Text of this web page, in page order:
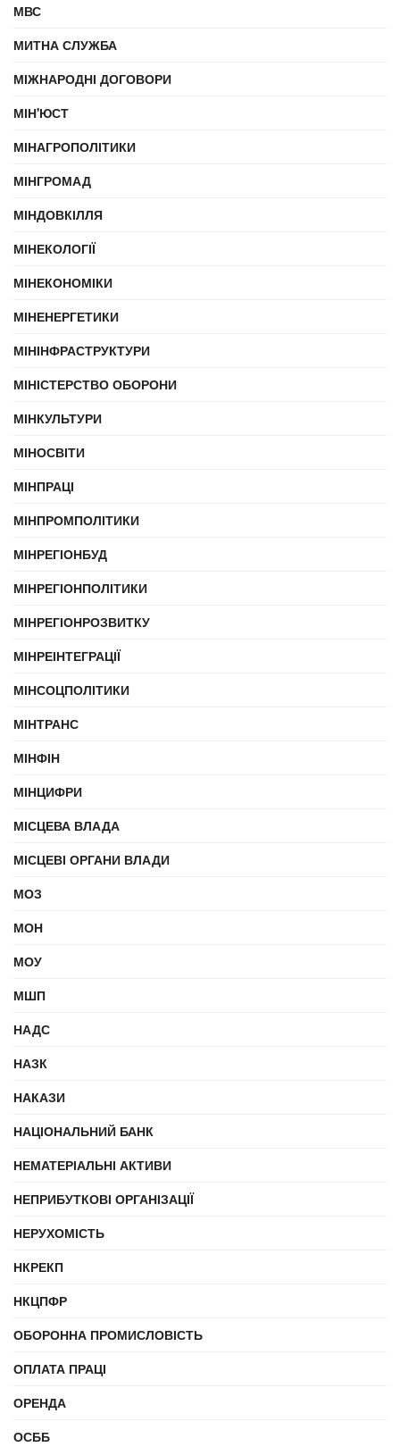
МВС
МИТНА СЛУЖБА
МІЖНАРОДНІ ДОГОВОРИ
МІН'ЮСТ
МІНАГРОПОЛІТИКИ
МІНГРОМАД
МІНДОВКІЛЛЯ
МІНЕКОЛОГІЇ
МІНЕКОНОМІКИ
МІНЕНЕРГЕТИКИ
МІНІНФРАСТРУКТУРИ
МІНІСТЕРСТВО ОБОРОНИ
МІНКУЛЬТУРИ
МІНОСВІТИ
МІНПРАЦІ
МІНПРОМПОЛІТИКИ
МІНРЕГІОНБУД
МІНРЕГІОНПОЛІТИКИ
МІНРЕГІОНРОЗВИТКУ
МІНРЕІНТЕГРАЦІЇ
МІНСОЦПОЛІТИКИ
МІНТРАНС
МІНФІН
МІНЦИФРИ
МІСЦЕВА ВЛАДА
МІСЦЕВІ ОРГАНИ ВЛАДИ
МОЗ
МОН
МОУ
МШП
НАДС
НАЗК
НАКАЗИ
НАЦІОНАЛЬНИЙ БАНК
НЕМАТЕРІАЛЬНІ АКТИВИ
НЕПРИБУТКОВІ ОРГАНІЗАЦІЇ
НЕРУХОМІСТЬ
НКРЕКП
НКЦПФР
ОБОРОННА ПРОМИСЛОВІСТЬ
ОПЛАТА ПРАЦІ
ОРЕНДА
ОСББ